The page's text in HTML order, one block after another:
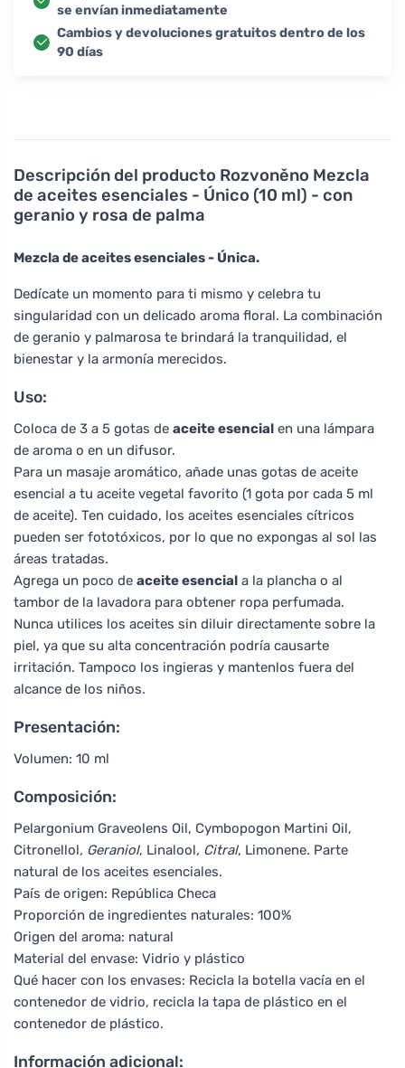
Descripción del producto Rozvoněno Mezcla
de aceites esenciales - Único (10 ml) - con
geranio y rosa de palma
Mezcla de aceites esenciales - Única.
Dedícate un momento para ti mismo y celebra tu
singularidad con un delicado aroma floral. La combinación
de geranio y palmarosa te brindará la tranquilidad, el
bienestar y la armonía merecidos.
Uso:
Coloca de 3 a 5 gotas de aceite esencial en una lámpara
de aroma o en un difusor.
Para un masaje aromático, añade unas gotas de aceite
esencial a tu aceite vegetal favorito (1 gota por cada 5 ml
de aceite). Ten cuidado, los aceites esenciales cítricos
pueden ser fototóxicos, por lo que no expongas al sol las
áreas tratadas.
Agrega un poco de aceite esencial a la plancha o al
tambor de la lavadora para obtener ropa perfumada.
Nunca utilices los aceites sin diluir directamente sobre la
piel, ya que su alta concentración podría causarte
irritación. Tampoco los ingieras y mantenlos fuera del
alcance de los niños.
Presentación:
Volumen: 10 ml
Composición:
Pelargonium Graveolens Oil, Cymbopogon Martini Oil,
Citronellol, Geraniol, Linalool, Citral, Limonene. Parte
natural de los aceites esenciales.
País de origen: República Checa
Proporción de ingredientes naturales: 100%
Origen del aroma: natural
Material del envase: Vidrio y plástico
Qué hacer con los envases: Recicla la botella vacía en el
contenedor de vidrio, recicla la tapa de plástico en el
contenedor de plástico.
Información adicional:
se envían inmediatamente
Cambios y devoluciones gratuitos dentro de los
90 días